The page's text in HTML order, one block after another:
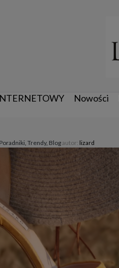
Nowości
Poradniki, Trendy, Blogautor: lizard